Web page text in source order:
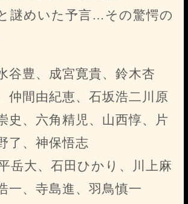
謎めいた予言…その驚愕の
谷豊、成宮寛貴、鈴木杏
仲間由紀恵、石坂浩二川原
史、六角精児、山西惇、片
了、神保悟志
岳大、石田ひかり、川上麻
一、寺島進、羽鳥慎一